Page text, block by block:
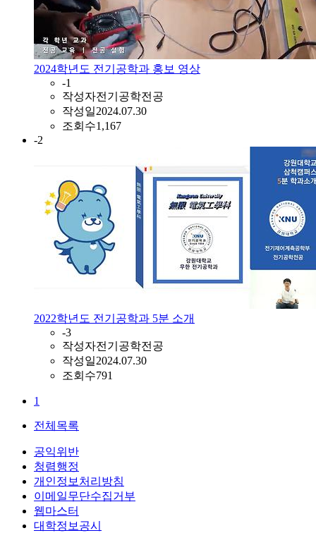
2024학년도 전기공학과 홍보 영상
-1
작성자전기공학전공
작성일2024.07.30
조회수1,167
-2
2022학년도 전기공학과 5분 소개
-3
작성자전기공학전공
작성일2024.07.30
조회수791
1
전체목록
공익위반
청렴행정
개인정보처리방침
이메일무단수집거부
웹마스터
대학정보공시